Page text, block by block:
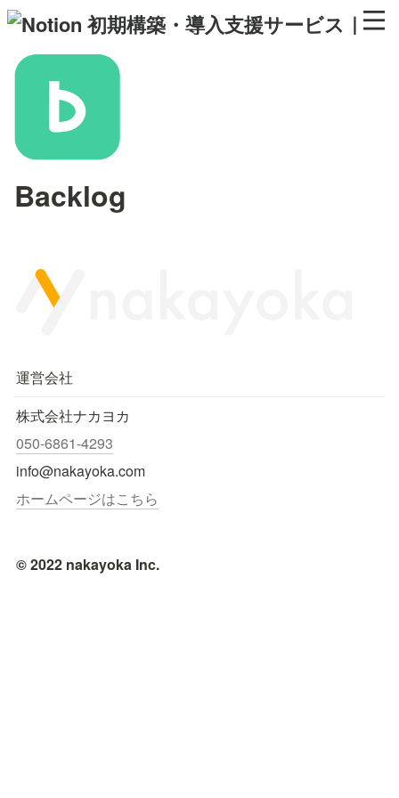
Backlog
運営会社
株式会社ナカヨカ
050-6861-4293
info@nakayoka.com
ホームページはこちら
© 2022 nakayoka Inc.